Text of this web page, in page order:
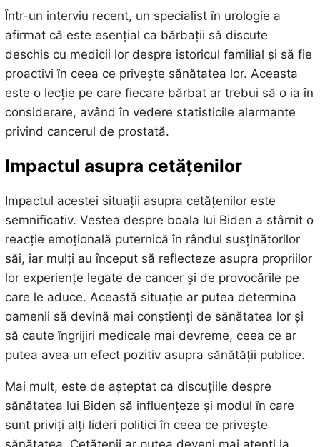
Într-un interviu recent, un specialist în urologie a
afirmat că este esențial ca bărbații să discute
deschis cu medicii lor despre istoricul familial și să fie
proactivi în ceea ce privește sănătatea lor. Aceasta
este o lecție pe care fiecare bărbat ar trebui să o ia în
considerare, având în vedere statisticile alarmante
privind cancerul de prostată.
Impactul asupra cetățenilor
Impactul acestei situații asupra cetățenilor este
semnificativ. Vestea despre boala lui Biden a stârnit o
reacție emoțională puternică în rândul susținătorilor
săi, iar mulți au început să reflecteze asupra propriilor
lor experiențe legate de cancer și de provocările pe
care le aduce. Această situație ar putea determina
oamenii să devină mai conștienți de sănătatea lor și
să caute îngrijiri medicale mai devreme, ceea ce ar
putea avea un efect pozitiv asupra sănătății publice.
Mai mult, este de așteptat ca discuțiile despre
sănătatea lui Biden să influențeze și modul în care
sunt priviți alți lideri politici în ceea ce privește
sănătatea. Cetățenii ar putea deveni mai atenți la